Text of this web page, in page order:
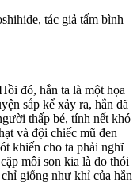
tác giả tấm bình
đó, hắn ta là một họa
sắp kể xảy ra, hắn đã
thấp bé, tính nết khó
và đội chiếc mũ đen
khiến cho ta phải nghĩ
môi son kia là do thói
giống như khỉ của hắn